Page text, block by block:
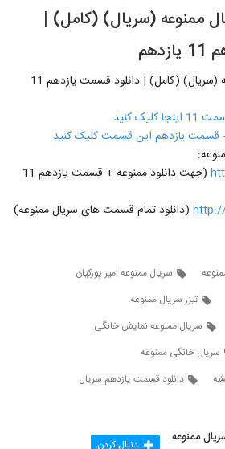
ممنوعه (سریال) (کامل) |
قسمت یازدهم سریال ممنوعه (سریال) (کامل) | دانلود قسمت یازدهم 11
کنید
قسمت یازدهم این قسمت کلیک کنید
(جهت دانلود ممنوعه + قسمت یازدهم 11
(دانلود تمام قسمت های سریال ممنوعه)
سریال ممنوعه امیر پورکیان
تیزر سریال ممنوعه
سریال ممنوعه نمایش خانگی
سریال خانگی ممنوعه
دانلود قسمت یازدهم سریال
ممنوعه دنبال کردن